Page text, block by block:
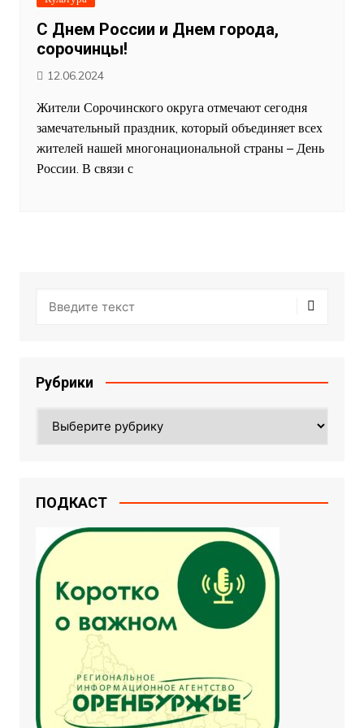
С Днем России и Днем города,
сорочинцы!
12.06.2024
Жители Сорочинского округа отмечают сегодня
замечательный праздник, который объединяет всех
жителей нашей многонациональной страны – День
России. В связи с
Рубрики
ПОДКАСТ